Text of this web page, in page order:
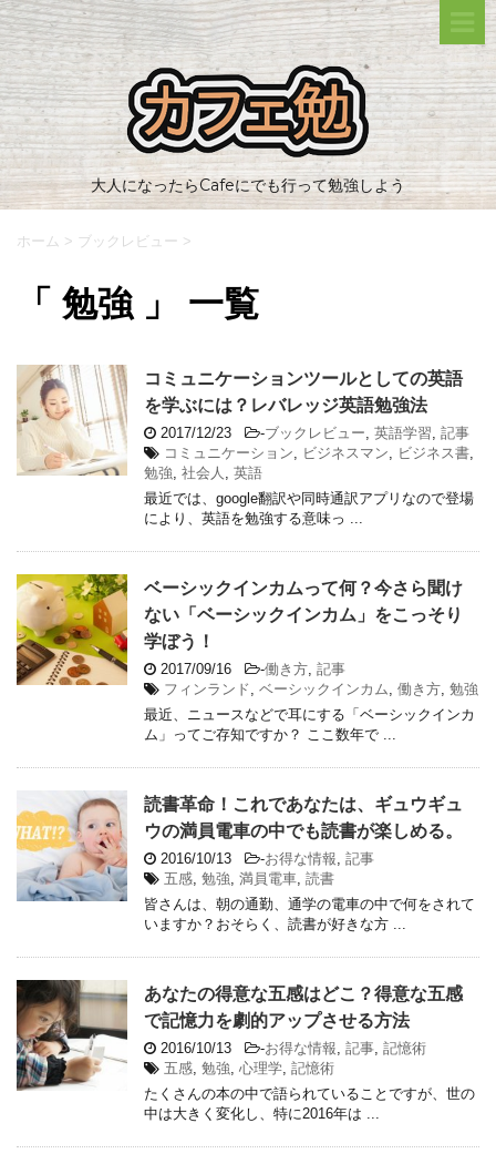
大人になったらCafeにでも行って勉強しよう
ホーム > ブックレビュー >
「 勉強 」 一覧
コミュニケーションツールとしての英語
を学ぶには？レバレッジ英語勉強法
2017/12/23 -ブックレビュー 英語学習 記事
コミュニケーション
ビジネスマン ビジネス書
勉強 社会人
英語
最近では、google翻訳や同時通訳アプリなので登場
により、英語を勉強する意味っ ...
ベーシックインカムって何？今さら聞け
ない「ベーシックインカム」をこっそり
学ぼう！
2017/09/16 -働き方 記事
フィンランド ベーシックインカム 働き方 勉強
最近、ニュースなどで耳にする「ベーシックインカ
ム」ってご存知ですか？ ここ数年で ...
読書革命！これであなたは、ギュウギュ
ウの満員電車の中でも読書が楽しめる。
2016/10/13 -お得な情報 記事
五感 勉強 満員電車 読書
皆さんは、朝の通勤、通学の電車の中で何をされて
いますか？おそらく、読書が好きな方 ...
あなたの得意な五感はどこ？得意な五感
で記憶力を劇的アップさせる方法
2016/10/13 -お得な情報 記事 記憶術
五感 勉強 心理学 記憶術
たくさんの本の中で語られていることですが、世の
中は大きく変化し、特に2016年は ...